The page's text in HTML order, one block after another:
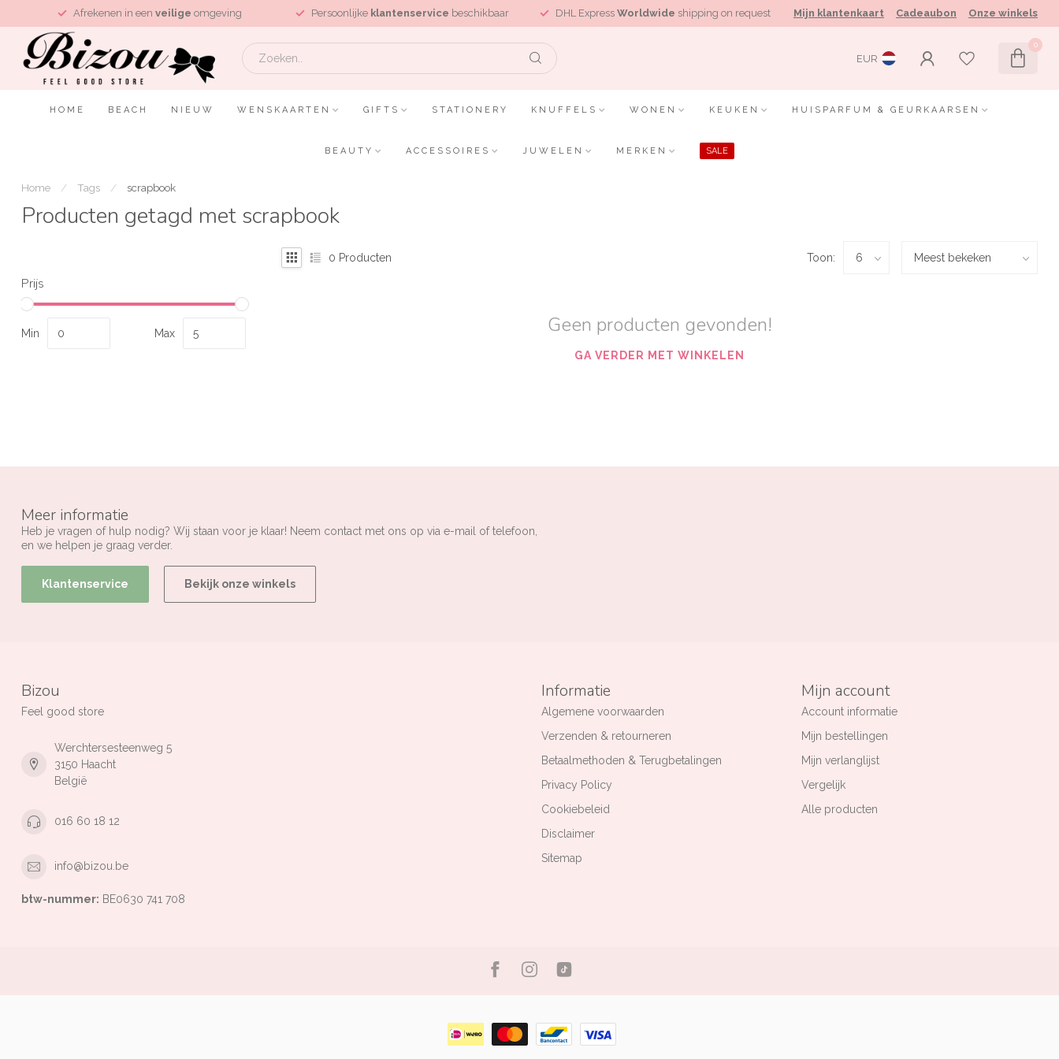
Afrekenen in een veilige omgeving Persoonlijke klantenservice beschikbaar DHL Express Worldwide shipping on request Mijn klantenkaart Cadeaubon Onze winkels
EUR
0
HOME BEACH NIEUW WENSKAARTEN GIFTS STATIONERY KNUFFELS WONEN KEUKEN HUISPARFUM & GEURKAARSEN
BEAUTY ACCESSOIRES JUWELEN MERKEN SALE
Home / Tags / scrapbook
Producten getagd met scrapbook
Prijs
Min Max
0 Producten Toon:
Geen producten gevonden!
GA VERDER MET WINKELEN
Meer informatie
Heb je vragen of hulp nodig? Wij staan voor je klaar! Neem contact met ons op via e-mail of telefoon,
en we helpen je graag verder.
Klantenservice Bekijk onze winkels
Bizou
Feel good store
Werchtersesteenweg 5
3150 Haacht
België
016 60 18 12
info@bizou.be
btw-nummer: BE0630 741 708
Informatie
Algemene voorwaarden
Verzenden & retourneren
Betaalmethoden & Terugbetalingen
Privacy Policy
Cookiebeleid
Disclaimer
Sitemap
Mijn account
Account informatie
Mijn bestellingen
Mijn verlanglijst
Vergelijk
Alle producten